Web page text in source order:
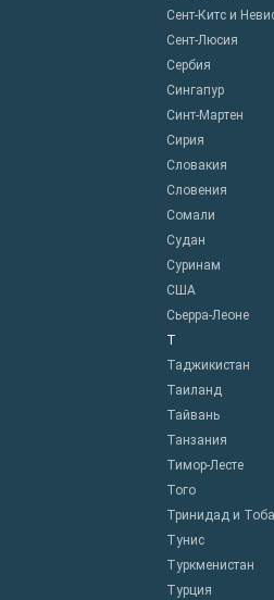
Сент-Китс и
Сент-Люсия
Сербия
Сингапур
Синт-Мартен
Сирия
Словакия
Словения
Сомали
Судан
Суринам
США
Сьерра-Леоне
Т
Таджикистан
Таиланд
Тайвань
Танзания
Тимор-Лесте
Того
Тринидад и
Тунис
Туркменистан
Турция